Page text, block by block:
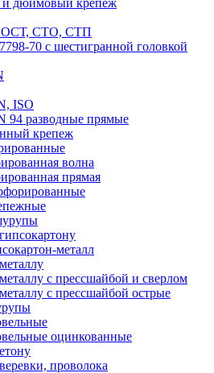
и дюймовый крепеж
ОСТ, СТО, СТП
70 с шестигранной головкой
ISO
разводные прямые
крепеж
волна
прямая
металл
с прессшайбой и сверлом
с прессшайбой острые
оцинкованные
проволока